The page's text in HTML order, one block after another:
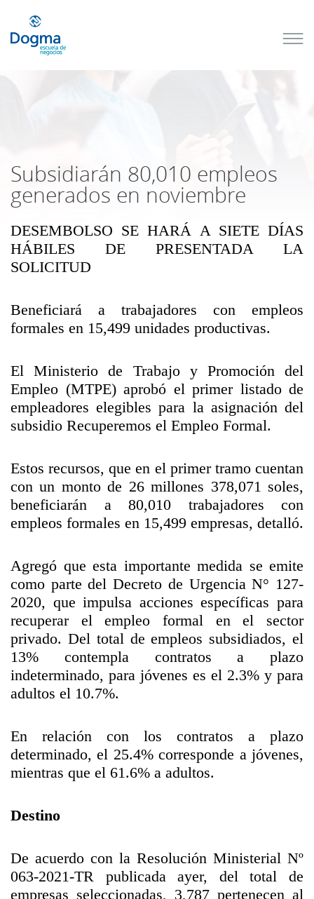
Subsidiarán 80,010 empleos
generados en noviembre
DESEMBOLSO SE HARÁ A SIETE DÍAS
HÁBILES DE PRESENTADA LA
SOLICITUD
Beneficiará a trabajadores con empleos
formales en 15,499 unidades productivas.
El Ministerio de Trabajo y Promoción del
Empleo (MTPE) aprobó el primer listado de
empleadores elegibles para la asignación del
subsidio Recuperemos el Empleo Formal.
Estos recursos, que en el primer tramo cuentan
con un monto de 26 millones 378,071 soles,
beneficiarán a 80,010 trabajadores con
empleos formales en 15,499 empresas, detalló.
Agregó que esta importante medida se emite
como parte del Decreto de Urgencia N° 127-
2020, que impulsa acciones específicas para
recuperar el empleo formal en el sector
privado. Del total de empleos subsidiados, el
13% contempla contratos a plazo
indeterminado, para jóvenes es el 2.3% y para
adultos el 10.7%.
En relación con los contratos a plazo
determinado, el 25.4% corresponde a jóvenes,
mientras que el 61.6% a adultos.
Destino
De acuerdo con la Resolución Ministerial Nº
063-2021-TR publicada ayer, del total de
empresas seleccionadas, 3,787 pertenecen al
próximos
Más Cursos